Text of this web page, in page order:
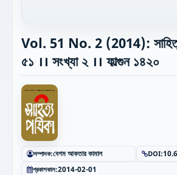
Vol. 51 No. 2 (2014): সাহিত্য
৫১ ।। সংখ্যা ২ ।। ফাল্গুন ১৪২০
সম্পাদক:বেগম আকতার কামাল DOI:
প্রকাশকাল:2014-02-01